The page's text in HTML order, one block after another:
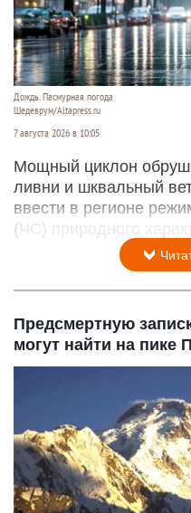
Дождь. Пасмурная погода
Шедеврум/Altapress.ru
7 августа 2026 в 10:05
Мощный циклон
ливни и шквальный
ввести в регионе
(ЧС) природного
Предсмертную
могут найти на пике